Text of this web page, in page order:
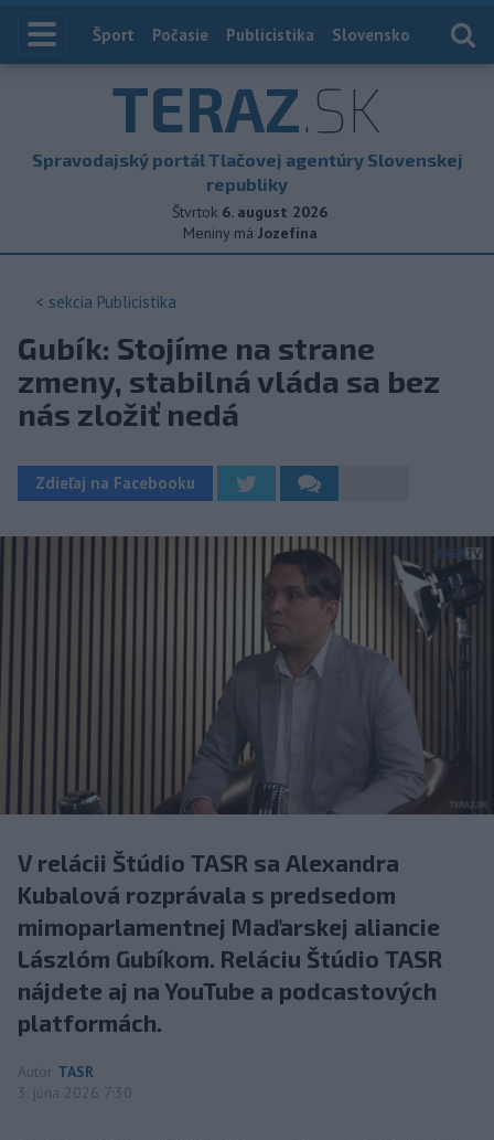
Index
Šport Počasie Publicistika Slovensko
TERAZ.SK
Spravodajský portál Tlačovej agentúry Slovenskej
republiky
Štvrtok 6. august 2026
Meniny má Jozefína
< sekcia Publicistika
Gubík: Stojíme na strane
zmeny, stabilná vláda sa bez
nás zložiť nedá
Zdieľaj na Facebooku
V relácii Štúdio TASR sa Alexandra
Kubalová rozprávala s predsedom
mimoparlamentnej Maďarskej aliancie
Lászlóm Gubíkom. Reláciu Štúdio TASR
nájdete aj na YouTube a podcastových
platformách.
Autor TASR
3. júna 2026 7:30